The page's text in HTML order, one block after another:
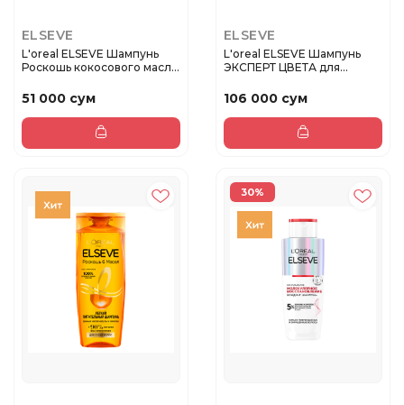
ELSEVE
L'oreal ELSEVE Шампунь
Роскошь кокосового масла,
51 000 сум
ELSEVE
L'oreal ELSEVE Шампунь
ЭКСПЕРТ ЦВЕТА для
106 000 сум
30%